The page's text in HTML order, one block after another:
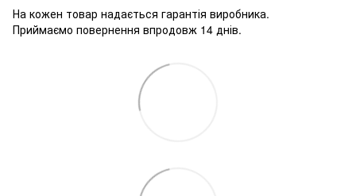
На кожен товар надається гарантія виробника.
Приймаємо повернення впродовж 14 днів.